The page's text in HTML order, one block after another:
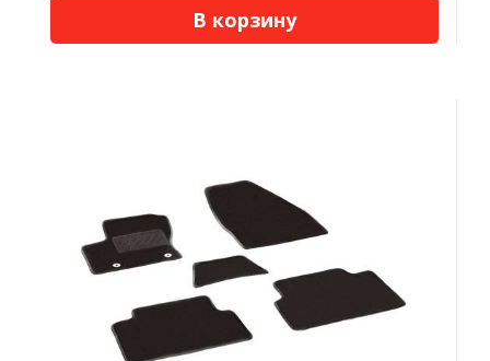
В корзину